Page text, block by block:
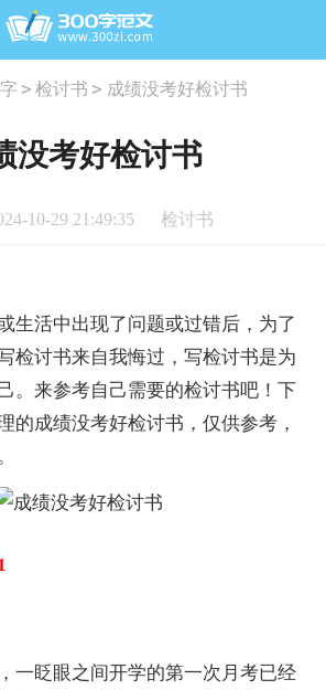
> 检讨书 > 成绩没考好检讨书
没考好检讨书
10-29 21:49:35 检讨书
活中出现了问题或过错后，为了
检讨书来自我悔过，写检讨书是为
。来参考自己需要的检讨书吧！下
的成绩没考好检讨书，仅供参考，
眨眼之间开学的第一次月考已经